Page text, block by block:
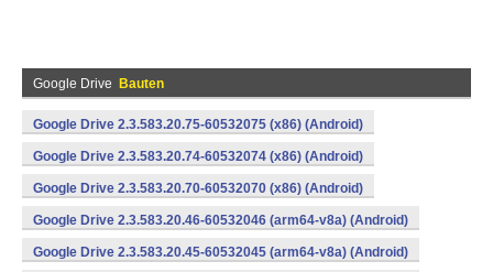
Google Drive Bauten
Google Drive 2.3.583.20.75-60532075 (x86) (Android)
Google Drive 2.3.583.20.74-60532074 (x86) (Android)
Google Drive 2.3.583.20.70-60532070 (x86) (Android)
Google Drive 2.3.583.20.46-60532046 (arm64-v8a) (Android)
Google Drive 2.3.583.20.45-60532045 (arm64-v8a) (Android)